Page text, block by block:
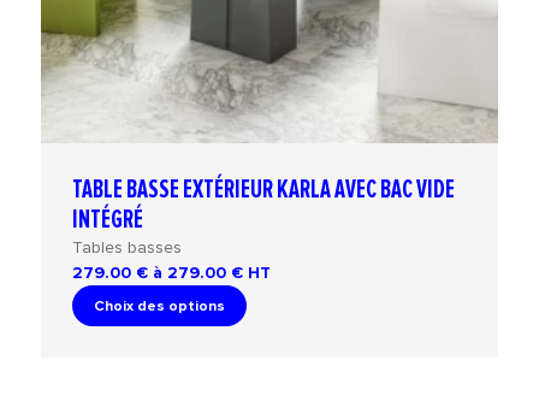
TABLE BASSE EXTÉRIEUR KARLA AVEC BAC VIDE
INTÉGRÉ
Tables basses
279.00 € à 279.00 € HT
Choix des options